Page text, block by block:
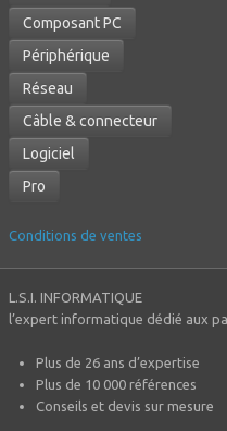
Composant PC
Périphérique
Réseau
Câble & connecteur
Logiciel
Pro
Conditions de ventes
L.S.I. INFORMATIQUE
l’expert informatique dédié aux
Plus de 26 ans d’expertise
Plus de 10 000 références
Conseils et devis sur mesure